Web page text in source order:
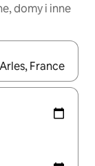
domy i inne
się po nich za